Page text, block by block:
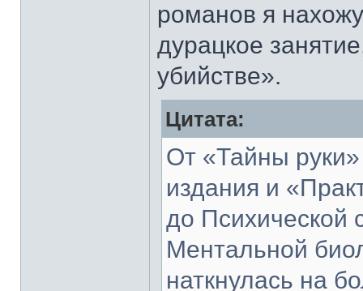
романов я
дурацкое
убийстве».
Цитата:
От «Тайны
издания и
до
Ментальной
наткнулась на